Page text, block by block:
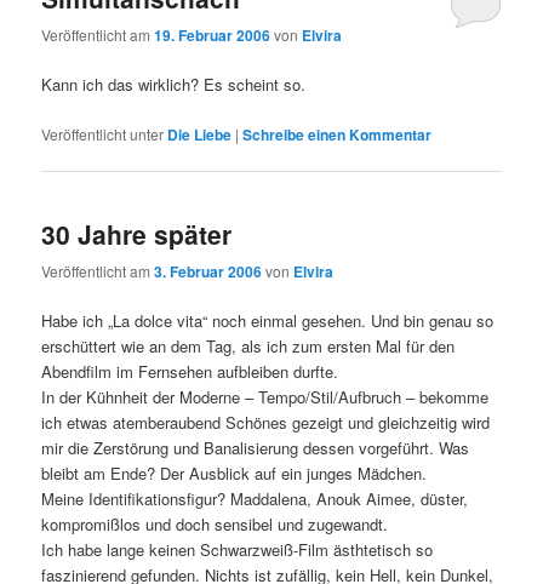
Veröffentlicht am19. Februar 2006von Elvira
Kann ich das wirklich? Es scheint so.
Veröffentlicht unter Die Liebe |Schreibe einen Kommentar
30 Jahre später
Veröffentlicht am3. Februar 2006von Elvira
Habe ich „La dolce vita“ noch einmal gesehen. Und bin genau so
erschüttert wie an dem Tag, als ich zum ersten Mal für den
Abendfilm im Fernsehen aufbleiben durfte.
In der Kühnheit der Moderne – Tempo/Stil/Aufbruch – bekomme
ich etwas atemberaubend Schönes gezeigt und gleichzeitig wird
mir die Zerstörung und Banalisierung dessen vorgeführt. Was
bleibt am Ende? Der Ausblick auf ein junges Mädchen.
Meine Identifikationsfigur? Maddalena, Anouk Aimee, düster,
kompromißlos und doch sensibel und zugewandt.
Ich habe lange keinen Schwarzweiß-Film ästhtetisch so
faszinierend gefunden. Nichts ist zufällig, kein Hell, kein Dunkel,